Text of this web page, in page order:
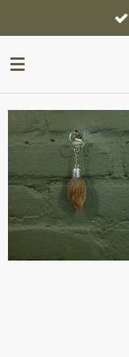
direct
naar